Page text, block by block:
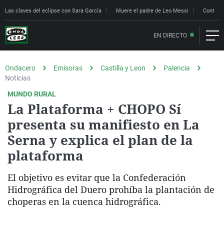
Las claves del eclipse con Sara García Muere el padre de Leo Messi
EN DIRECTO
Ondacero Emisoras Castilla y Leon
Palencia
Noticias
MUNDO RURAL
La Plataforma + CHOPO Sí
presenta su manifiesto en La
Serna y explica el plan de la
plataforma
El objetivo es evitar que la Confederación
Hidrográfica del Duero prohíba la plantación de
choperas en la cuenca hidrográfica.